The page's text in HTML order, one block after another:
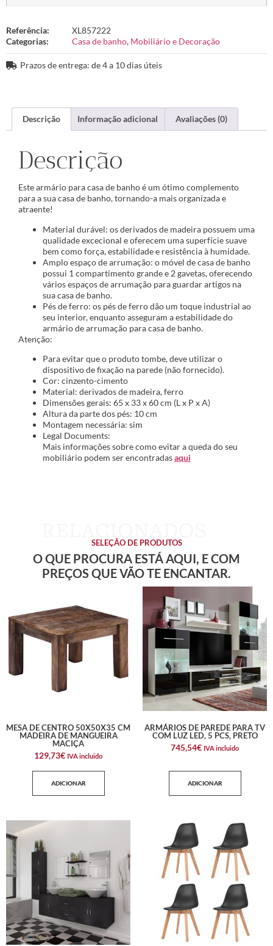
Referência:
XL857222
Categorias:
Casa de banho, Mobiliário e Decoração
Prazos de entrega: de 4 a 10 dias úteis
Descrição Informação adicional Avaliações (0)
Descrição
Este armário para casa de banho é um ótimo complemento
para a sua casa de banho, tornando-a mais organizada e
atraente!
Material durável: os derivados de madeira possuem uma
qualidade excecional e oferecem uma superfície suave
bem como força, estabilidade e resistência à humidade.
Amplo espaço de arrumação: o móvel de casa de banho
possui 1 compartimento grande e 2 gavetas, oferecendo
vários espaços de arrumação para guardar artigos na
sua casa de banho.
Pés de ferro: os pés de ferro dão um toque industrial ao
seu interior, enquanto asseguram a estabilidade do
armário de arrumação para casa de banho.
Atenção:
Para evitar que o produto tombe, deve utilizar o
dispositivo de fixação na parede (não fornecido).
Cor: cinzento-cimento
Material: derivados de madeira, ferro
Dimensões gerais: 65 x 33 x 60 cm (L x P x A)
Altura da parte dos pés: 10 cm
Montagem necessária: sim
Legal Documents:
Mais informações sobre como evitar a queda do seu
mobiliário podem ser encontradasaqui
SELEÇÃO DE PRODUTOS
O QUE PROCURA ESTÁ AQUI, E COM
PREÇOS QUE VÃO TE ENCANTAR.
MESA DE CENTRO 50X50X35 CM
MADEIRA DE MANGUEIRA
MACIÇA
129,73€ IVA incluido
ADICIONAR
ARMÁRIOS DE PAREDE PARA TV
COM LUZ LED, 5 PCS, PRETO
745,54€ IVA incluido
ADICIONAR